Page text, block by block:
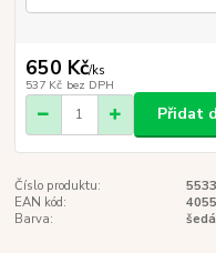
650 Kč/ks
537 Kč bez DPH
Přidat
Číslo produktu:
EAN kód:
Barva:
šedá